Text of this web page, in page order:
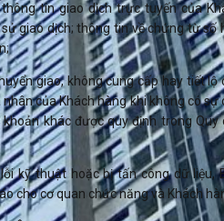
tin giao dịch trực tuyến của
giao dịch; thông tin về chứng từ số
giao, không cung cấp hay tiết lộ
của Khách hàng khi không có sự
khác được quy định trong Quy
kỹ thuật hoặc bị tấn công dữ liệu,
cho cơ quan chức năng và Khách